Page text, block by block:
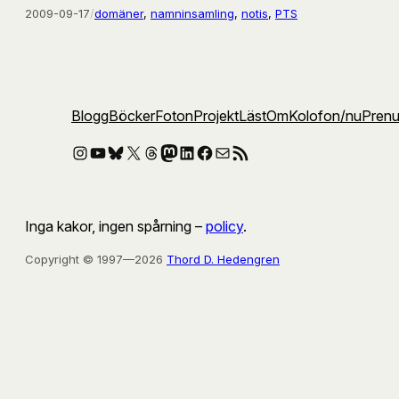
2009-09-17/domäner, namninsamling, notis, PTS
BloggBöckerFotonProjektLästOmKolofon/nu
Instagram
YouTube
Bluesky
X Threads
Mastodon
LinkedIn
Facebook
E-postRSS-flöde
Inga kakor, ingen spårning – policy.
Copyright © 1997—2026 Thord D. Hedengren